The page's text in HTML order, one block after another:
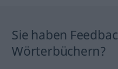
Sie haben
Wörterbüchern?